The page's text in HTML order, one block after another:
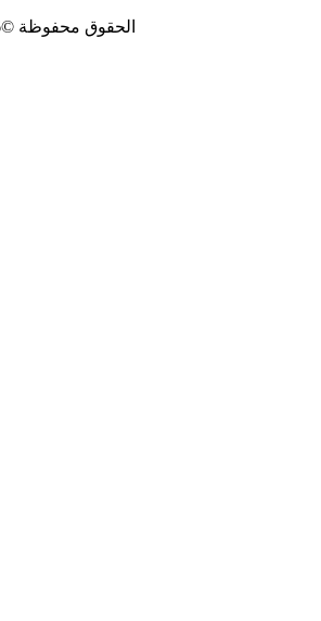
Sigma4PC. الحقوق محفوظة ©2016-2024